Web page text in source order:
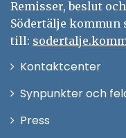
Remisser, beslut
Södertälje kommun
till:
Kontaktcenter
Synpunkter och
Press